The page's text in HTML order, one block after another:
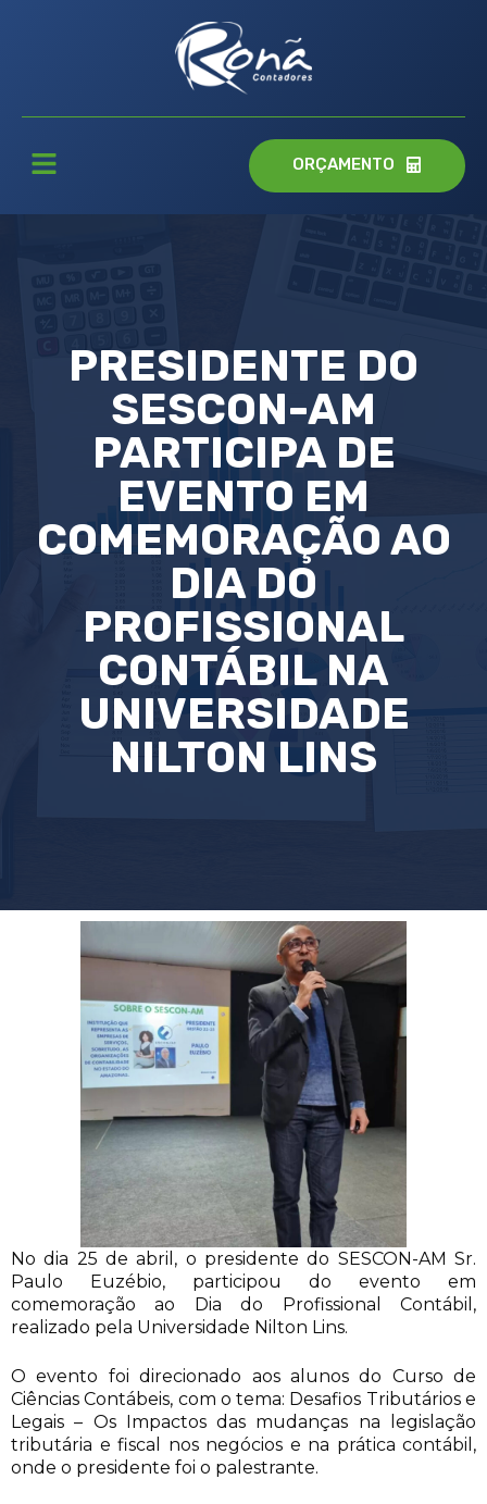
ORÇAMENTO
PRESIDENTE DO
SESCON-AM
PARTICIPA DE
EVENTO EM
COMEMORAÇÃO AO
DIA DO
PROFISSIONAL
CONTÁBIL NA
UNIVERSIDADE
NILTON LINS
No dia 25 de abril, o presidente do SESCON-AM Sr.
Paulo Euzébio, participou do evento em
comemoração ao Dia do Profissional Contábil,
realizado pela Universidade Nilton Lins.
O evento foi direcionado aos alunos do Curso de
Ciências Contábeis, com o tema: Desafios Tributários e
Legais – Os Impactos das mudanças na legislação
tributária e fiscal nos negócios e na prática contábil,
onde o presidente foi o palestrante.